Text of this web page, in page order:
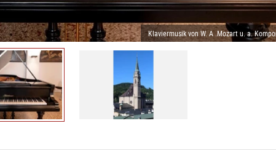
Klaviermusik von W. A .Mozart u. a.